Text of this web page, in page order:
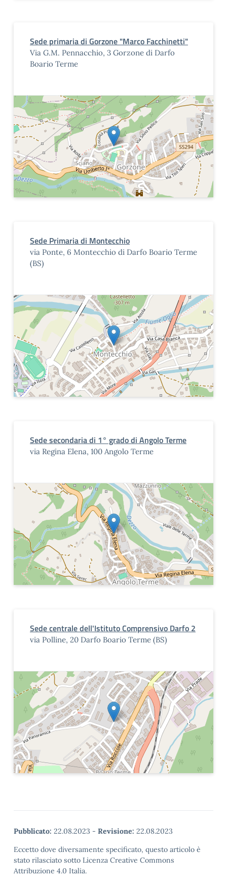
Sede primaria di Gorzone "Marco Facchinetti"
Via G.M. Pennacchio, 3 Gorzone di Darfo
Boario Terme
Sede Primaria di Montecchio
via Ponte, 6 Montecchio di Darfo Boario Terme
(BS)
Sede secondaria di 1° grado di Angolo Terme
via Regina Elena, 100 Angolo Terme
Sede centrale dell'Istituto Comprensivo Darfo 2
via Polline, 20 Darfo Boario Terme (BS)
Pubblicato: 22.08.2023 - Revisione: 22.08.2023
Eccetto dove diversamente specificato, questo articolo è
stato rilasciato sotto Licenza Creative Commons
Attribuzione 4.0 Italia.